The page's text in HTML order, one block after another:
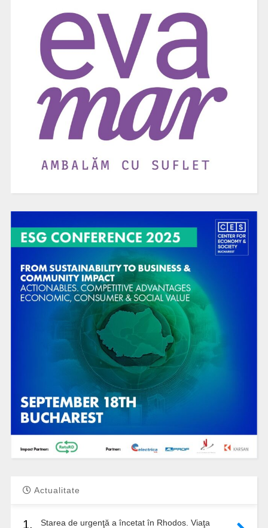
Actualitate
1. Starea de urgenţă a încetat în Rhodos. Viaţa